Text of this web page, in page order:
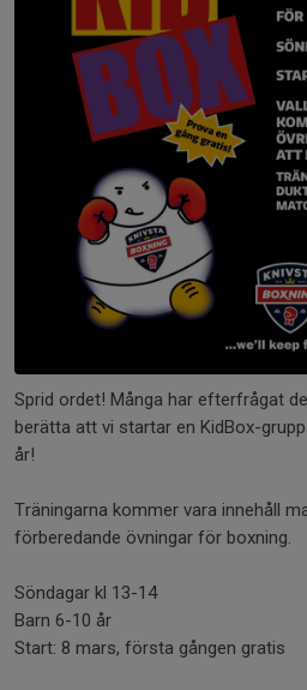
Sprid ordet! Många har efterfrågat
berätta att vi startar en KidBox-
år!
Träningarna kommer vara innehåll
förberedande övningar för boxning.
Söndagar kl 13-14
Barn 6-10 år
Start: 8 mars, första gången gratis